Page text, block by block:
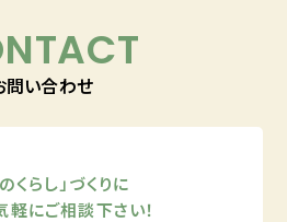
問い合わせ
くらし」づくりに
軽にご相談下さい！